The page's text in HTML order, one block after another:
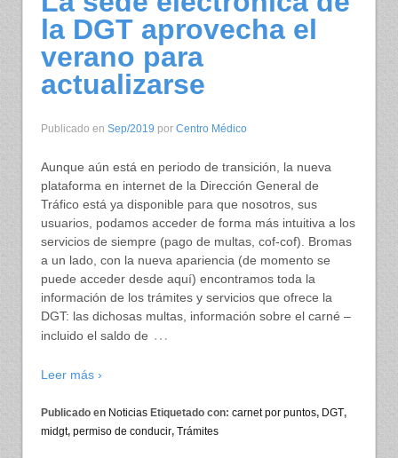
la DGT aprovecha el
verano para
actualizarse
Publicado en Sep/2019 por Centro Médico
Aunque aún está en periodo de transición, la nueva
plataforma en internet de la Dirección General de
Tráfico está ya disponible para que nosotros, sus
usuarios, podamos acceder de forma más intuitiva a los
servicios de siempre (pago de multas, cof-cof). Bromas
a un lado, con la nueva apariencia (de momento se
puede acceder desde aquí) encontramos toda la
información de los trámites y servicios que ofrece la
DGT: las dichosas multas, información sobre el carné –
incluido el saldo de …
Leer más ›
Publicado en Noticias Etiquetado con: carnet por puntos, DGT,
midgt, permiso de conducir, Trámites